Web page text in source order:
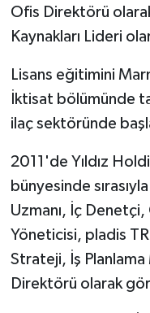
Ofis Direktörü
Kaynakları Lideri
Lisans eğitimini
İktisat bölümünde
ilaç sektöründe
2011'de Yıldız
bünyesinde
Uzmanı, İç
Yöneticisi, pladis
Strateji, İş
Direktörü olarak